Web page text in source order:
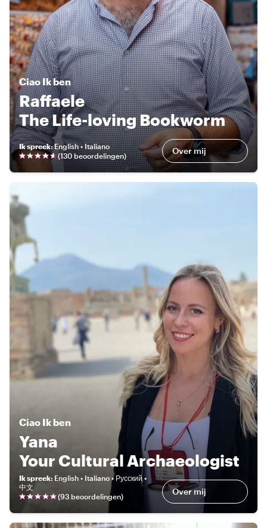
CiaoIk ben
Raffaele
The Life-loving Bookworm
Ik spreek:English • Italiano
(130 beoordelingen) Over mij
Ciao Ik ben
Yana
Your Cultural Archaeologist
Ik spreek: English • Italiano • Русский •
中文
(93 beoordelingen) Over mij